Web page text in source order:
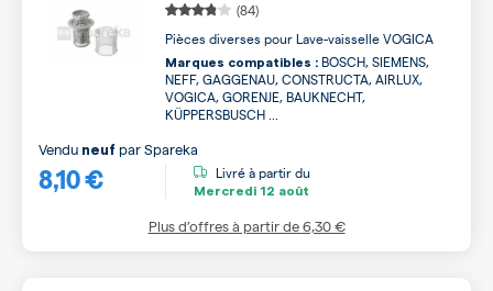
(84)
Pièces diverses pour Lave-vaisselle VOGICA
Marques compatibles : BOSCH, SIEMENS,
NEFF, GAGGENAU, CONSTRUCTA, AIRLUX,
VOGICA, GORENJE, BAUKNECHT,
KÜPPERSBUSCH ...
8,10 €
Vendu neuf parSpareka
Livré à partir du
Mercredi 12 août
Plus d’offres à partir de6,30 €